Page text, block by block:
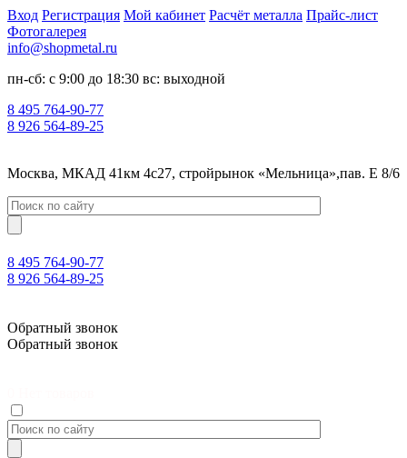
Вход Регистрация Мой кабинет Расчёт металла Прайс-лист
Фотогалерея
info@shopmetal.ru
пн-сб: с 9:00 до 18:30 вс: выходной
8 495 764-90-77
8 926 564-89-25
Москва, МКАД 41км 4с27, стройрынок «Мельница»,пав. Е 8/6
8 495 764-90-77
8 926 564-89-25
Обратный звонок
Обратный звонок